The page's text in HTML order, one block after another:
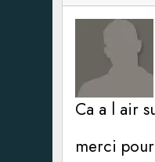
Ca a l air
merci